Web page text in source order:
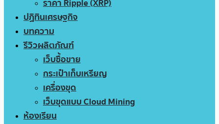
ราคา Ripple (XRP)
ปฏิทินเศรษฐกิจ
บทความ
รีวิวผลิตภัณฑ์
เว็บซื้อขาย
กระเป๋าเก็บเหรียญ
เครื่องขุด
เว็บขุดแบบ Cloud Mining
ห้องเรียน